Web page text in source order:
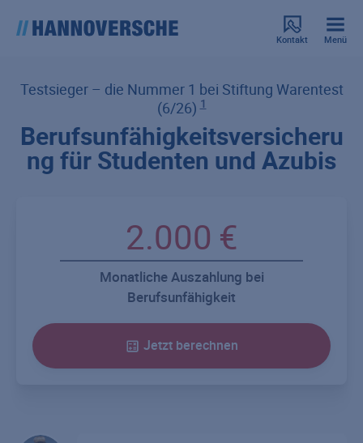
Kontakt Menü
Testsieger – die Nummer 1 bei Stiftung Warentest
(6/26)1
Berufsunfähigkeitsversicheru
ng für Studenten und Azubis
Monatliche Auszahlung bei
Berufsunfähigkeit
Jetzt berechnen